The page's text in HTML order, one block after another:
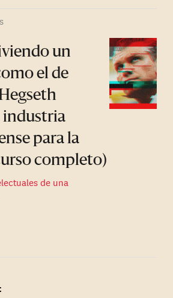
un
el de
industria
para la
completo)
de una